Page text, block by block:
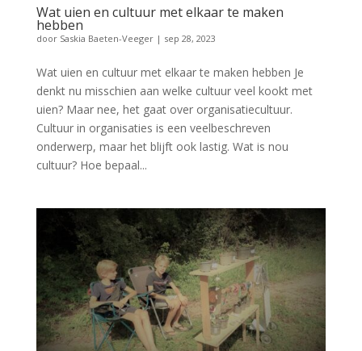
Wat uien en cultuur met elkaar te maken
hebben
door Saskia Baeten-Veeger| sep 28, 2023
Wat uien en cultuur met elkaar te maken hebben Je
denkt nu misschien aan welke cultuur veel kookt met
uien? Maar nee, het gaat over organisatiecultuur.
Cultuur in organisaties is een veelbeschreven
onderwerp, maar het blijft ook lastig. Wat is nou
cultuur? Hoe bepaal...